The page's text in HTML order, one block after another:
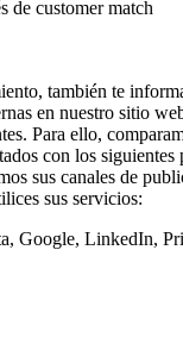
de customer match
también te
en nuestro sitio
Para ello,
con los siguientes
sus canales de
sus servicios:
Google, LinkedIn,